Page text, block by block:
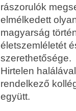
rászorulók
elmélkedett
magyarság
életszemléletét
szerethetősége.
Hirtelen
rendelkező
együtt.